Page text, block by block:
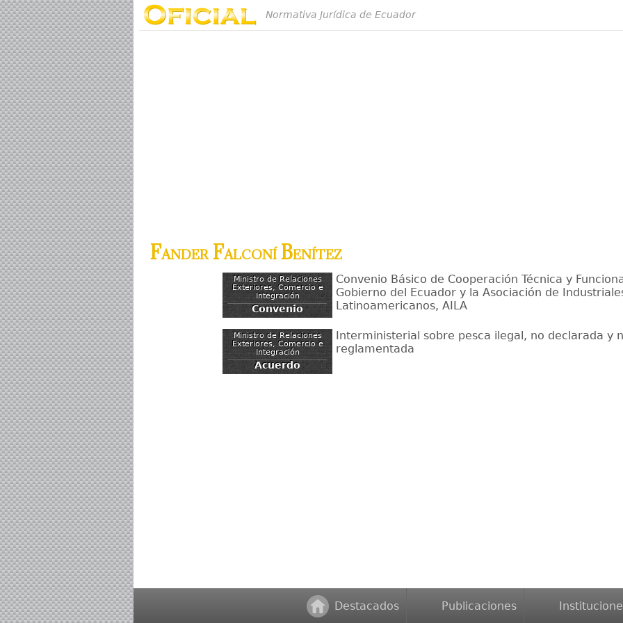
Normativa Jurídica de Ecuador
Fander Falconí Benítez
Ministro de Relaciones
Exteriores, Comercio e
Integración
Convenio
Convenio Básico de Cooperación Técnica y
Gobierno del Ecuador y la Asociación de
Latinoamericanos, AILA
Ministro de Relaciones
Exteriores, Comercio e
Integración
Acuerdo
Interministerial sobre pesca ilegal, no declarada y
reglamentada
Destacados Publicaciones